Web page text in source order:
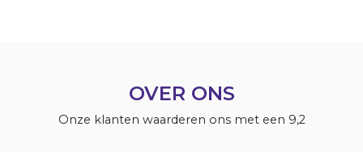
OVER ONS
Onze klanten waarderen ons met een 9,2